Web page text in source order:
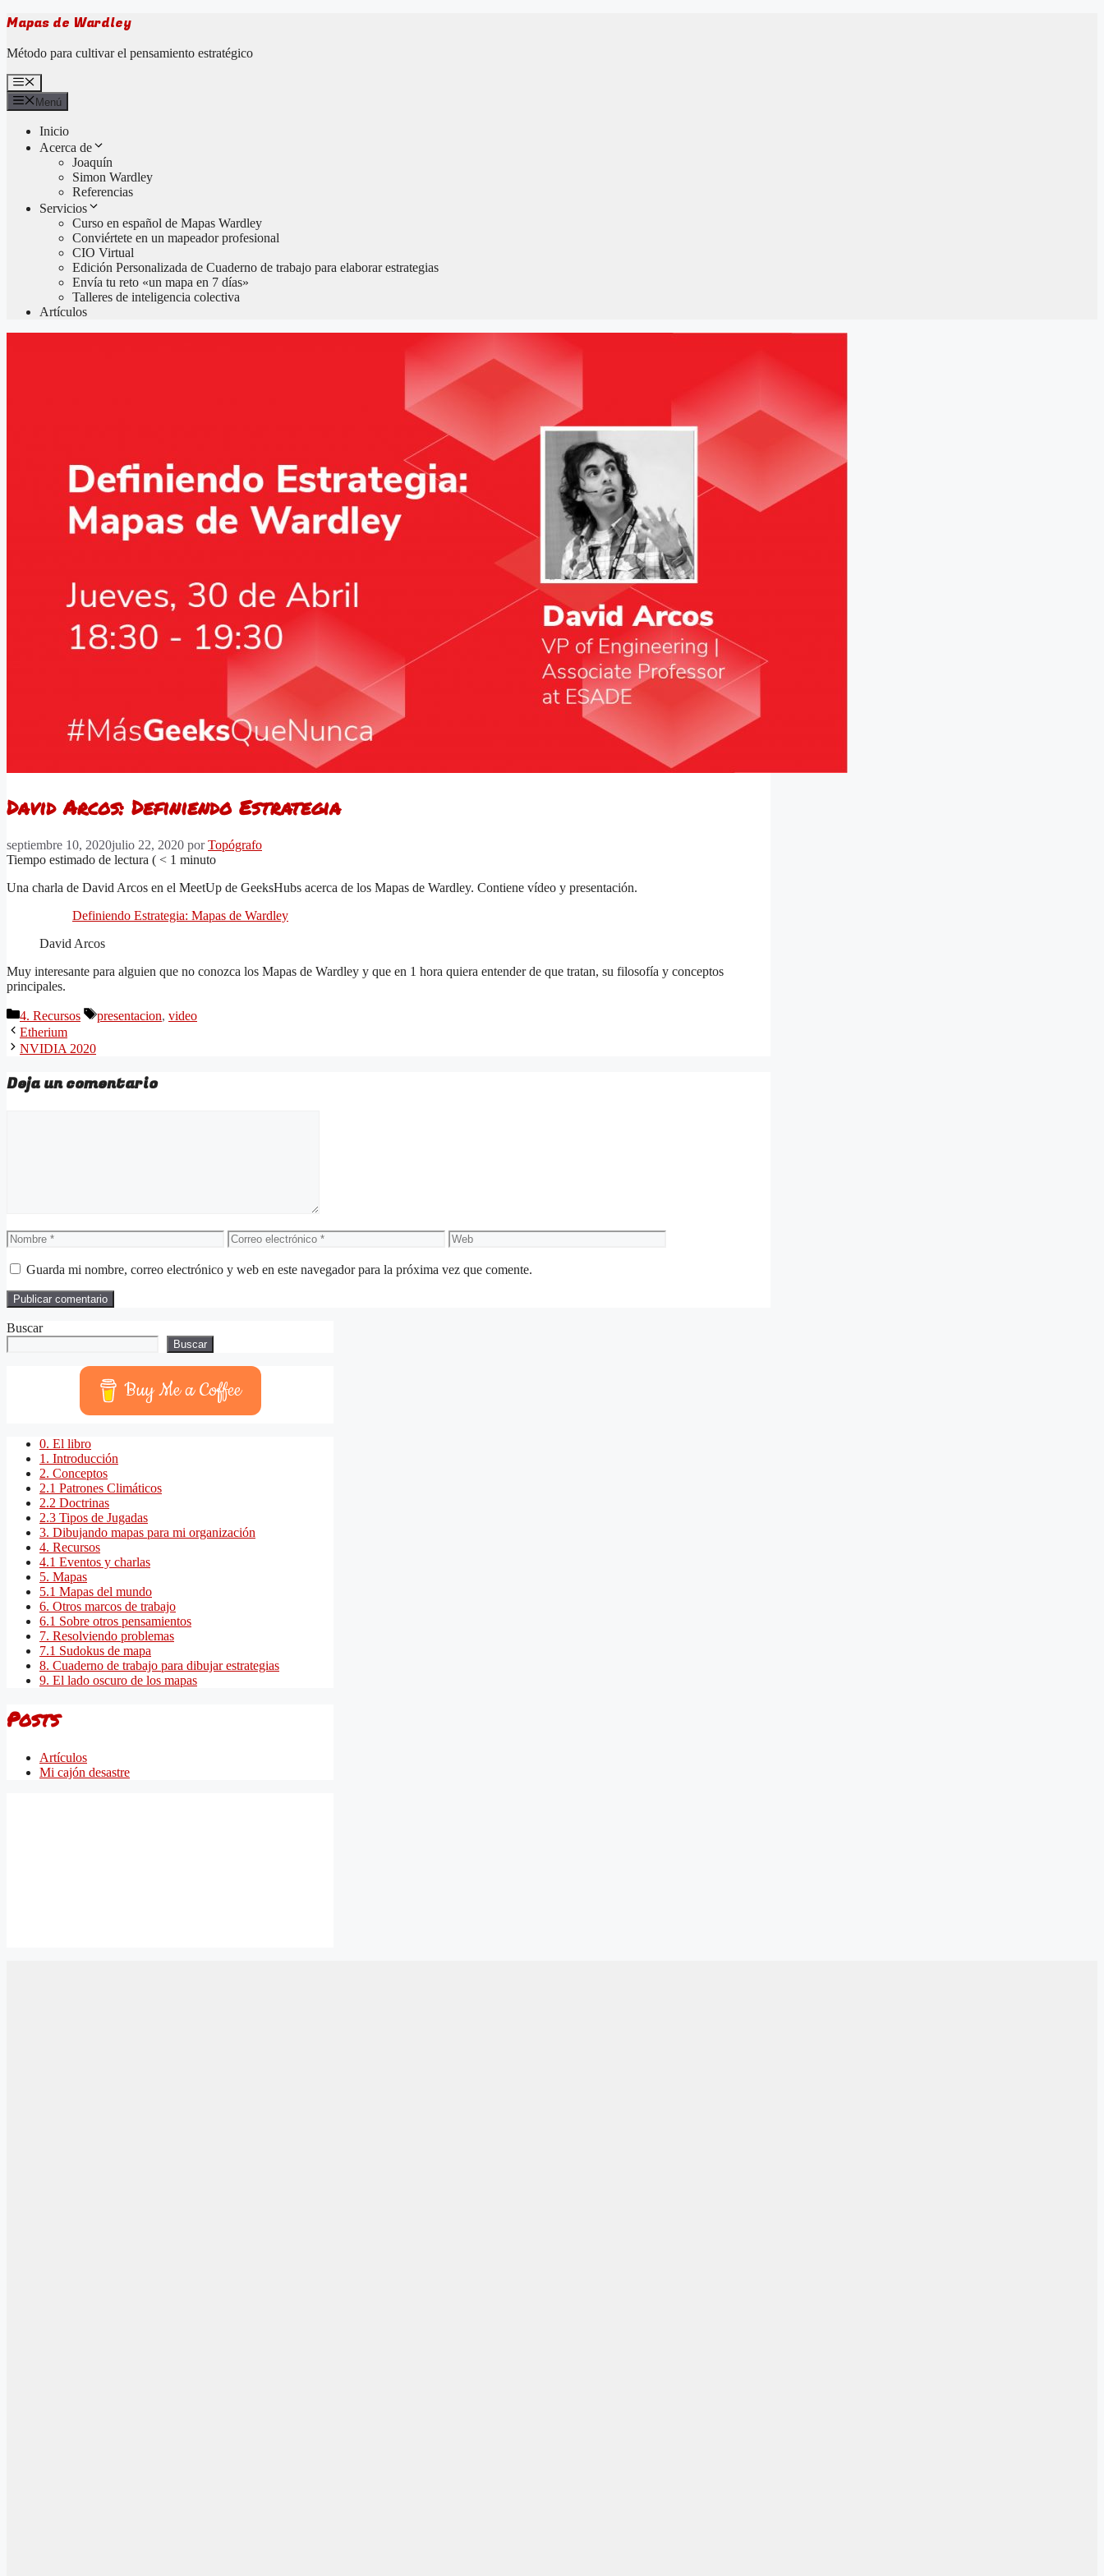
Saltar
contenido
Mapas de Wardley
Método para cultivar el pensamiento estratégico
Menú
Menú
Inicio
Acerca de
Joaquín
Simon Wardley
Referencias
Servicios
Curso en español de Mapas Wardley
Conviértete en un mapeador profesional
CIO Virtual
Edición Personalizada de Cuaderno de trabajo para elaborar estrategias
Envía tu reto «un mapa en 7 días»
Talleres de inteligencia colectiva
Artículos
David Arcos: Definiendo Estrategia
septiembre 10, 2020julio 22, 2020 porTopógrafo
Tiempo estimado de lectura ( < 1 minuto
Una charla de David Arcos en el MeetUp de GeeksHubs acerca de los Mapas de Wardley. Contiene vídeo y presentación.
Definiendo Estrategia: Mapas de Wardley
David Arcos
Muy interesante para alguien que no conozca los Mapas de Wardley y que en 1 hora quiera entender de que tratan, su filosofía y conceptos
principales.
Categorías
4. Recursos Etiquetas
presentacion, video
Etherium
NVIDIA 2020
Deja un comentario
Nombre
Correo
electrónico
Web
Guarda mi nombre, correo electrónico y web en este navegador para la próxima vez que comente.
Buscar
Buscar
Buy Me a Coffee
0. El libro
1. Introducción
2. Conceptos
2.1 Patrones Climáticos
2.2 Doctrinas
2.3 Tipos de Jugadas
3. Dibujando mapas para mi organización
4. Recursos
4.1 Eventos y charlas
5. Mapas
5.1 Mapas del mundo
6. Otros marcos de trabajo
6.1 Sobre otros pensamientos
7. Resolviendo problemas
7.1 Sudokus de mapa
8. Cuaderno de trabajo para dibujar estrategias
9. El lado oscuro de los mapas
Posts
Artículos
Mi cajón desastre